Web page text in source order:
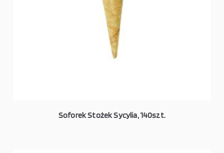
Soforek Stożek Sycylia, 140szt.